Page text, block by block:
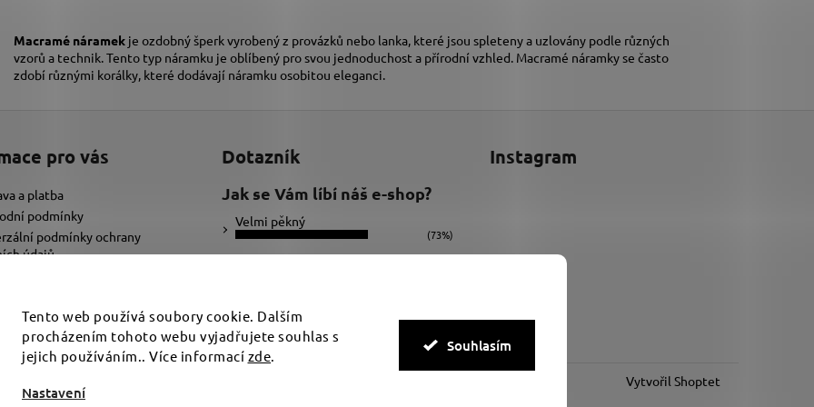
Tento web používá soubory cookie. Dalším
procházením tohoto webu vyjadřujete souhlas s
jejich používáním.. Více informací zde.
Nastavení
Souhlasím
Macramé náramek je ozdobný šperk vyrobený z provázků nebo lanka, které jsou spleteny a uzlovány podle různých
vzorů a technik. Tento typ náramku je oblíbený pro svou jednoduchost a přírodní vzhled. Macramé náramky se často
zdobí různými korálky, které dodávají náramku osobitou eleganci.
pro vás
a platba
podmínky
podmínky ochrany
údajů
text pro náramek
Dotazník
Jak se Vám líbí náš e-shop?
Velmi pěkný
(73%)
Ujde to
Počet hlasů:34
Instagram
Vytvořil Shoptet
cookies